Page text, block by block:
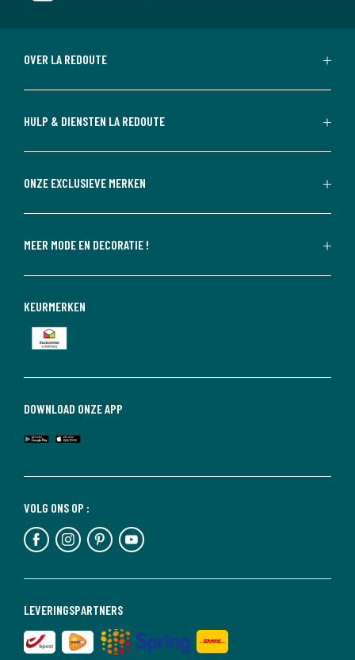
OVER LA REDOUTE
HULP & DIENSTEN LA REDOUTE
ONZE EXCLUSIEVE MERKEN
MEER MODE EN DECORATIE !
LEVERINGSPARTNERS
VOLG ONS OP :
DOWNLOAD ONZE APP
KEURMERKEN